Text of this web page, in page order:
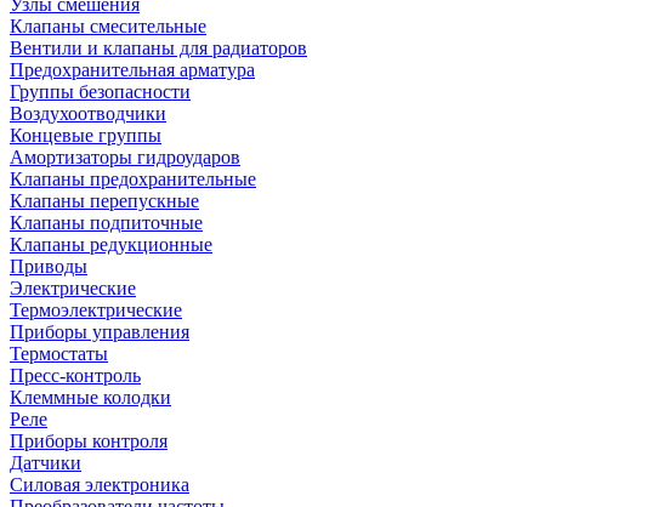
Узлы смешения
Клапаны смесительные
Вентили и клапаны для радиаторов
Предохранительная арматура
Группы безопасности
Воздухоотводчики
Концевые группы
Амортизаторы гидроударов
Клапаны предохранительные
Клапаны перепускные
Клапаны подпиточные
Клапаны редукционные
Приводы
Электрические
Термоэлектрические
Приборы управления
Термостаты
Пресс-контроль
Клеммные колодки
Реле
Приборы контроля
Датчики
Силовая электроника